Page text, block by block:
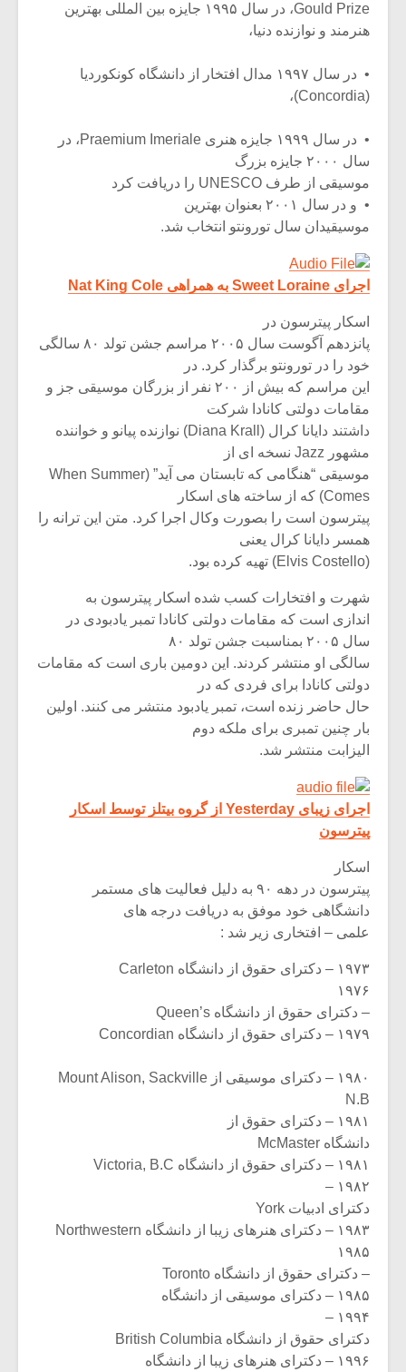
Gould Prize، در سال ۱۹۹۵ جایزه بین المللی بهترین
هنرمند و نوازنده دنیا،
• در سال ۱۹۹۷ مدال افتخار از دانشگاه کونکوردیا
(Concordia)،
• در سال ۱۹۹۹ جایزه هنری Praemium Imeriale، در
سال ۲۰۰۰ جایزه بزرگ
موسیقی از طرف UNESCO را دریافت کرد
• و در سال ۲۰۰۱ بعنوان بهترین
موسیقیدان سال تورونتو انتخاب شد.
اجرای Sweet Loraine به همراهی Nat King Cole
اسکار پیترسون در
پانزدهم آگوست سال ۲۰۰۵ مراسم جشن تولد ۸۰ سالگی
خود را در تورونتو برگذار کرد. در
این مراسم که بیش از ۲۰۰ نفر از بزرگان موسیقی جز و
مقامات دولتی کانادا شرکت
داشتند دایانا کرال (Diana Krall) نوازنده پیانو و خواننده
مشهور Jazz نسخه ای از
موسیقی “هنگامی که تابستان می آید” (When Summer
Comes) که از ساخته های اسکار
پیترسون است را بصورت وکال اجرا کرد. متن این ترانه را
همسر دایانا کرال یعنی
(Elvis Costello) تهیه کرده بود.
شهرت و افتخارات کسب شده اسکار پیترسون به
اندازی است که مقامات دولتی کانادا تمبر یادبودی در
سال ۲۰۰۵ بمناسبت جشن تولد ۸۰
سالگی او منتشر کردند. این دومین باری است که مقامات
دولتی کانادا برای فردی که در
حال حاضر زنده است، تمبر یادبود منتشر می کنند. اولین
بار چنین تمبری برای ملکه دوم
الیزابت منتشر شد.
اجرای زیبای Yesterday از گروه بیتلز توسط اسکار
پیترسون
اسکار
پیترسون در دهه ۹۰ به دلیل فعالیت های مستمر
دانشگاهی خود موفق به دریافت درجه های
علمی – افتخاری زیر شد :
۱۹۷۳ – دکترای حقوق از دانشگاه Carleton
۱۹۷۶
– دکترای حقوق از دانشگاه Queen’s
۱۹۷۹ – دکترای حقوق از دانشگاه Concordian
۱۹۸۰ – دکترای موسیقی از Mount Alison, Sackville
N.B
۱۹۸۱ – دکترای حقوق از
دانشگاه McMaster
۱۹۸۱ – دکترای حقوق از دانشگاه Victoria, B.C
۱۹۸۲ –
دکترای ادبیات York
۱۹۸۳ – دکترای هنرهای زیبا از دانشگاه Northwestern
۱۹۸۵
– دکترای حقوق از دانشگاه Toronto
۱۹۸۵ – دکترای موسیقی از دانشگاه
۱۹۹۴ –
دکترای حقوق از دانشگاه British Columbia
۱۹۹۶ – دکترای هنرهای زیبا از دانشگاه